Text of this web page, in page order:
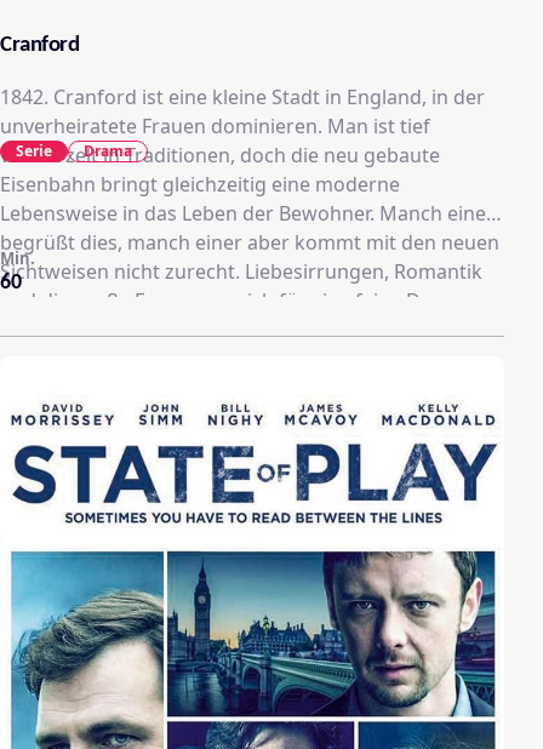
Cranford
1842. Cranford ist eine kleine Stadt in England, in der
unverheiratete Frauen dominieren. Man ist tief
verwurzelt in Traditionen, doch die neu gebaute
Eisenbahn bringt gleichzeitig eine moderne
Lebensweise in das Leben der Bewohner. Manch einer
begrüßt dies, manch einer aber kommt mit den neuen
Sichtweisen nicht zurecht. Liebesirrungen, Romantik
und die große Frage, was sich für eine feine Dame
geziemt und was nicht. Ersticken Regeln das Leben,
60
Min.
Serie Drama